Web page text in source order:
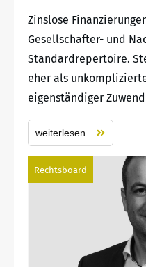
Zinslose
Gesellschafter- und
Standardrepertoire.
eher als
eigenständiger
weiterlesen
Rechtsboard